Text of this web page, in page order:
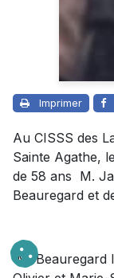
Imprimer
Au CISSS des
Sainte Agathe,
de 58 ans M.
Beauregard et
M. Beauregard